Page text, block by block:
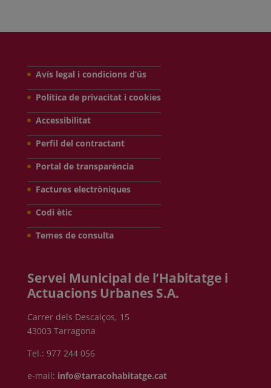
Avís legal i condicions d’ús
Política de privacitat i cookies
Accessibilitat
Perfil del contractant
Portal de transparència
Factures electròniques
Codi ètic
Temes de consulta
Servei Municipal de l’Habitatge i
Actuacions Urbanes S.A.
Carrer dels Descalços, 15
43003 Tarragona
Tel.: 977 244 056
e-mail: info@tarracohabitatge.cat